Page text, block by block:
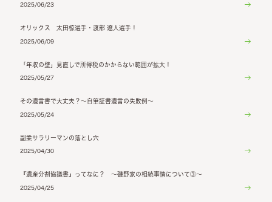
2025/06/23
オリックス 太田椋選手・渡部 遼人選手！
2025/06/09
「年収の壁」見直しで所得税のかからない範囲が拡大！
2025/05/27
その遺言書で大丈夫？～自筆証書遺言の失敗例～
2025/05/24
副業サラリーマンの落とし穴
2025/04/30
『遺産分割協議書』ってなに？ ～磯野家の相続事情について③～
2025/04/25